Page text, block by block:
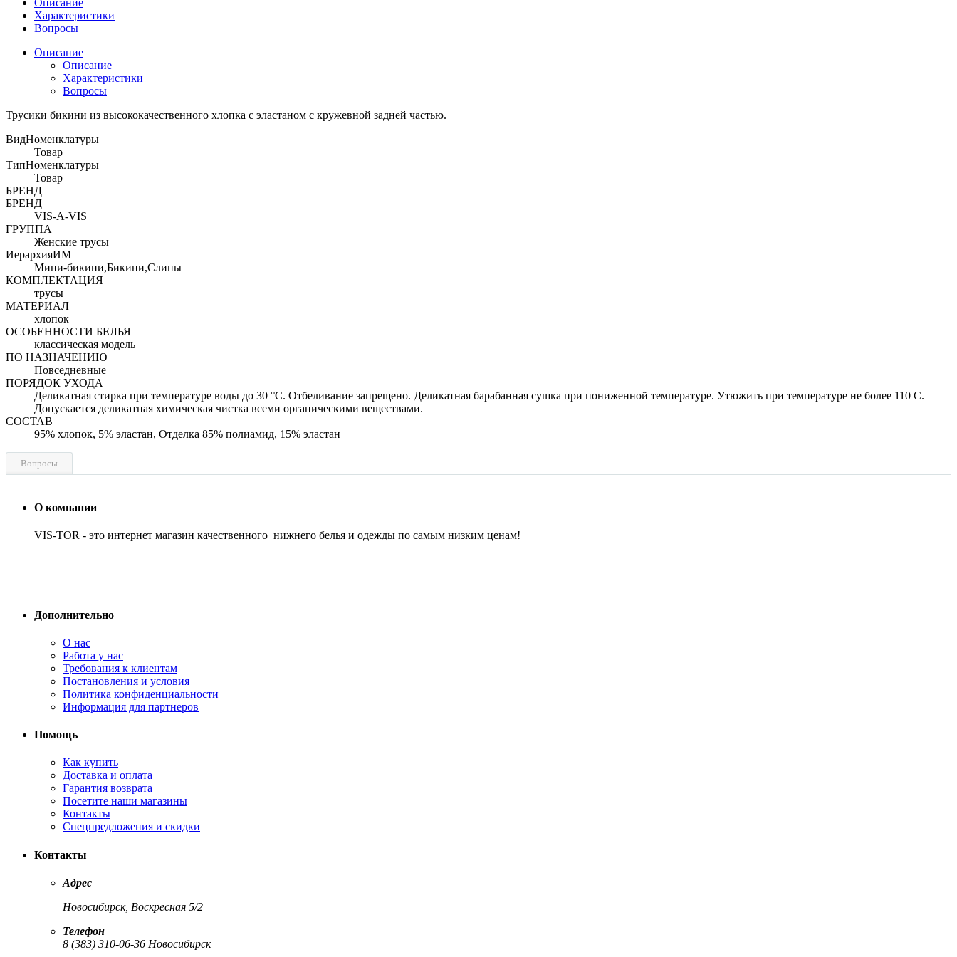
Характеристики
Вопросы
Описание
Описание
Характеристики
Вопросы
Трусики бикини из высококачественного хлопка с эластаном с кружевной задней частью.
ВидНоменклатуры
Товар
ТипНоменклатуры
Товар
БРЕНД
БРЕНД
VIS-A-VIS
ГРУППА
Женские трусы
ИерархияИМ
Мини-бикини,Бикини,Слипы
КОМПЛЕКТАЦИЯ
трусы
МАТЕРИАЛ
хлопок
ОСОБЕННОСТИ БЕЛЬЯ
классическая модель
ПО НАЗНАЧЕНИЮ
Повседневные
ПОРЯДОК УХОДА
Деликатная стирка при температуре воды до 30 °C. Отбеливание запрещено. Деликатная барабанная сушка при пониженной температуре. Утюжить при температуре не более 110 С.
Допускается деликатная химическая чистка всеми органическими веществами.
СОСТАВ
95% хлопок, 5% эластан, Отделка 85% полиамид, 15% эластан
Вопросы
О компании
VIS-TOR - это интернет магазин качественного нижнего белья и одежды по самым низким ценам!
Дополнительно
О нас
Работа у нас
Требования к клиентам
Постановления и условия
Политика конфиденциальности
Информация для партнеров
Помощь
Как купить
Доставка и оплата
Гарантия возврата
Посетите наши магазины
Контакты
Спецпредложения и скидки
Контакты
Адрес
Новосибирск, Воскресная 5/2
Телефон
8 (383) 310-06-36 Новосибирск